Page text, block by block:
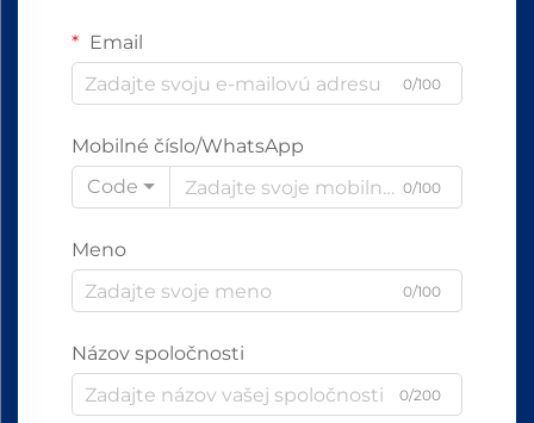
Email
0/100
Mobilné číslo/WhatsApp
Code
0/100
Meno
0/100
Názov spoločnosti
0/200